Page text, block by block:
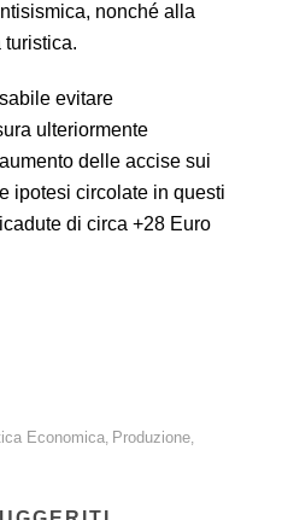
nonché alla
evitare
ulteriormente
delle accise sui
ipotesi circolate in questi
di circa +28 Euro
Economica, Produzione,